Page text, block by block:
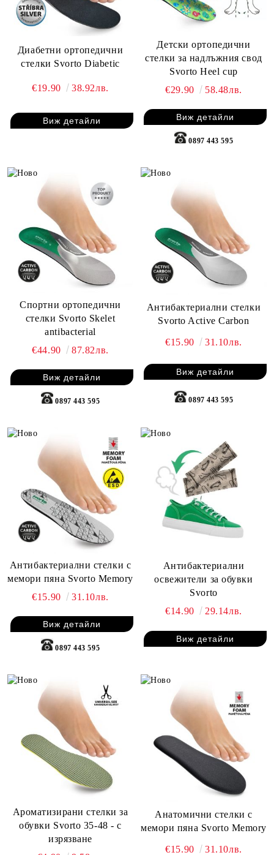
Диабетни ортопедични
стелки Svorto Diabetic
€19.90 38.92лв.
Виж детайли
Детски ортопедични
стелки за надлъжния свод
Svorto Heel cup
€29.90
58.48лв.
Виж детайли
0897 443 595
Спортни ортопедични
стелки Svorto Skelet
antibacterial
€44.90
87.82лв.
Виж детайли
0897 443 595
Антибактериални стелки
Svorto Active Carbon
€15.90 31.10лв.
Виж детайли
0897 443 595
Антибактериални стелки с
мемори пяна Svorto Memory
€15.90
31.10лв.
Виж детайли
0897 443 595
Антибактериални
освежители за обувки
Svorto
€14.90
29.14лв.
Виж детайли
Ароматизирани стелки за
обувки Svorto 35-48 - с
изрязване
Анатомични стелки с
мемори пяна Svorto Memory
€15.90 31.10лв.